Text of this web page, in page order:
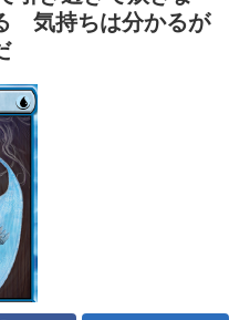
気持ちは分かるが